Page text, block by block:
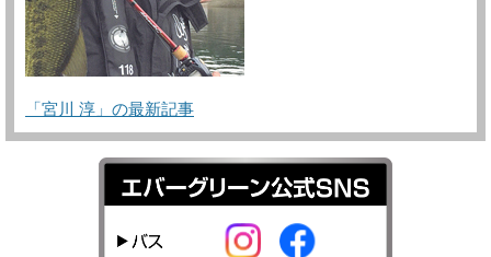
「宮川 淳」の最新記事